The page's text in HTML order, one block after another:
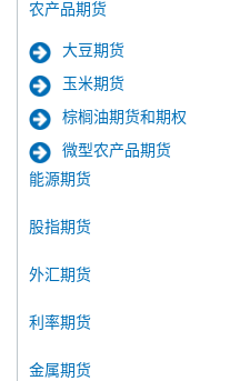
农产品期货
大豆期货
玉米期货
棕榈油期货和期权
微型农产品期货
能源期货
股指期货
外汇期货
利率期货
金属期货